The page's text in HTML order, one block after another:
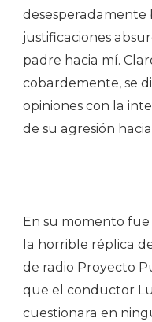
desesperadamente
justificaciones
padre hacia mí.
cobardemente, se
opiniones con la
de su agresión
En su momento
la horrible réplica
de radio Proyecto
que el conductor
cuestionara en